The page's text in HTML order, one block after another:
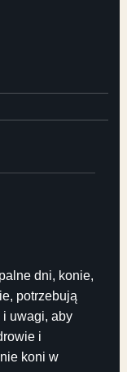
dni, konie,
potrzebują
uwagi, aby
i
koni w